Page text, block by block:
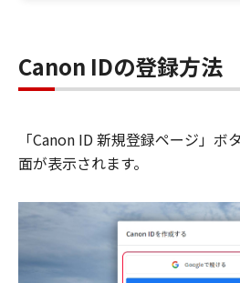
Canon IDの登録方法
「Canon ID 新規登録ページ」ボ
面が表示されます。